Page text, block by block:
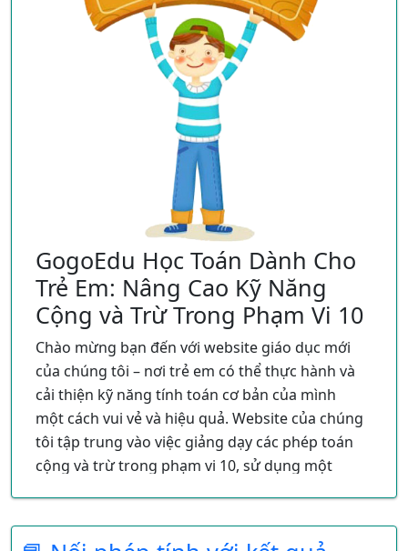
GogoEdu Học Toán Dành Cho
Trẻ Em: Nâng Cao Kỹ Năng
Cộng và Trừ Trong Phạm Vi 10
Chào mừng bạn đến với website giáo dục mới
của chúng tôi – nơi trẻ em có thể thực hành và
cải thiện kỹ năng tính toán cơ bản của mình
một cách vui vẻ và hiệu quả. Website của chúng
tôi tập trung vào việc giảng dạy các phép toán
cộng và trừ trong phạm vi 10, sử dụng một